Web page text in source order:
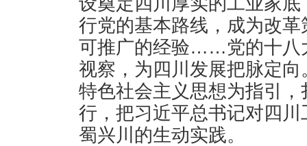
行党的基本路线，成为改
可推广的经验……党的十八
视察，为四川发展把脉定
特色社会主义思想为指引
行，把习近平总书记对四
蜀兴川的生动实践。